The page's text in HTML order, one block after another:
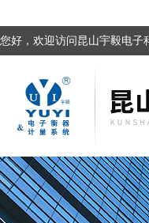
您好，欢迎访问昆山宇毅电子